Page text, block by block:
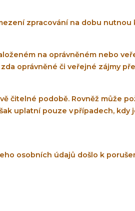
zpracování na dobu nutnou
na oprávněném nebo
oprávněné či veřejné zájmy
čitelné podobě. Rovněž může
uplatní pouze v případech, kdy
osobních údajů došlo k